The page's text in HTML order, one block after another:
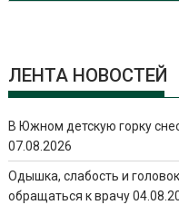
ЛЕНТА НОВОСТЕЙ
В Южном детскую горку
07.08.2026
Одышка, слабость и
обращаться к врачу